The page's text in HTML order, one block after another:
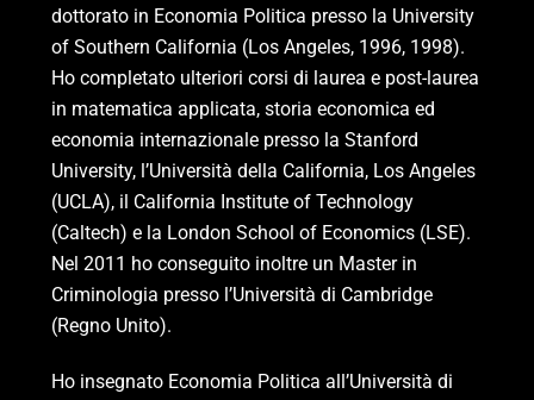
dottorato in Economia Politica presso la University
of Southern California (Los Angeles, 1996, 1998).
Ho completato ulteriori corsi di laurea e post-laurea
in matematica applicata, storia economica ed
economia internazionale presso la Stanford
University, l’Università della California, Los Angeles
(UCLA), il California Institute of Technology
(Caltech) e la London School of Economics (LSE).
Nel 2011 ho conseguito inoltre un Master in
Criminologia presso l’Università di Cambridge
(Regno Unito).
Ho insegnato Economia Politica all’Università di